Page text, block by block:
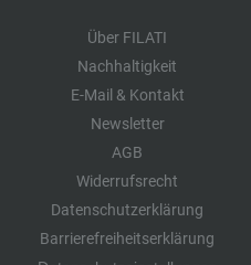
Über FILATI
Nachhaltigkeit
E-Mail & Kontakt
Newsletter
AGB
Widerrufsrecht
Datenschutzerklärung
Barrierefreiheitserklärung